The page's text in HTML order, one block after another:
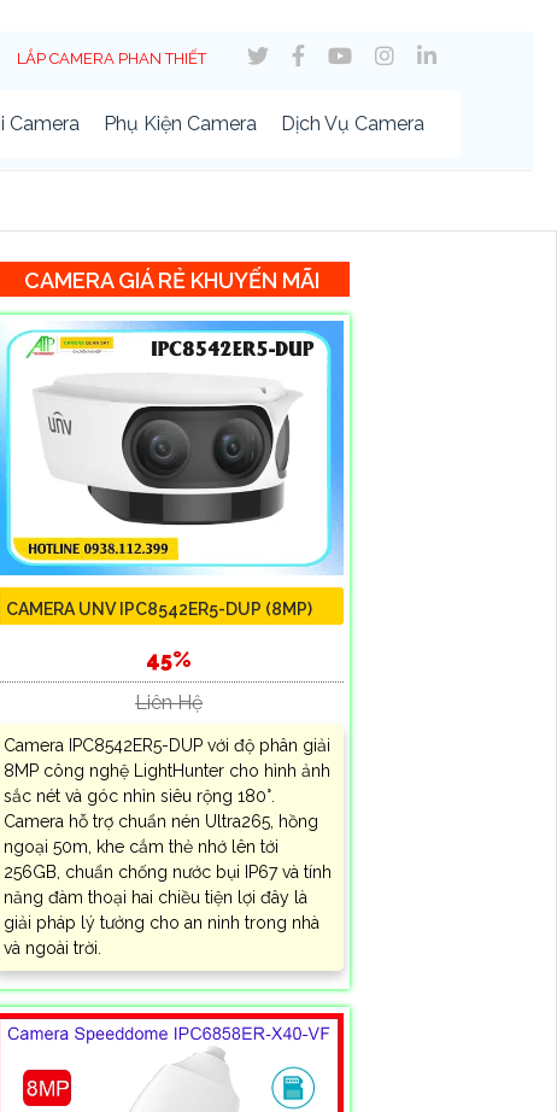
LẮP CAMERA PHAN THIẾT
Camera Phụ Kiện Camera Dịch Vụ Camera
CAMERA GIÁ RẺ KHUYẾN MÃI
CAMERA UNV IPC8542ER5-DUP (8MP)
45%
Liên Hệ
Camera IPC8542ER5-DUP với độ phân giải
8MP công nghệ LightHunter cho hình ảnh
sắc nét và góc nhìn siêu rộng 180°.
Camera hỗ trợ chuẩn nén Ultra265, hồng
ngoại 50m, khe cắm thẻ nhớ lên tới
256GB, chuẩn chống nước bụi IP67 và tính
năng đàm thoại hai chiều tiện lợi đây là
giải pháp lý tưởng cho an ninh trong nhà
và ngoài trời.